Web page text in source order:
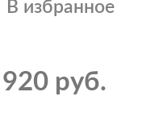
В избранное
руб.